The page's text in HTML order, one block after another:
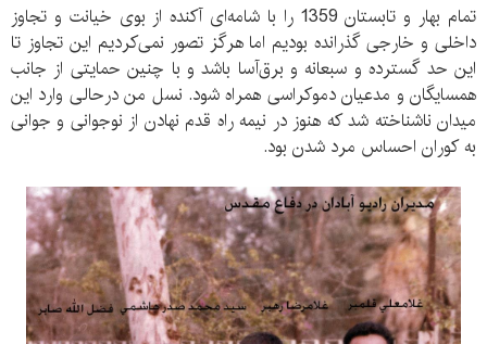
تمام بهار و تابستان 1359 را با شامه‌ای آکنده از بوی خیانت و تجاوز
داخلی و خارجی گذرانده بودیم اما هرگز تصور نمی‌کردیم این تجاوز تا
این حد گسترده و سبعانه و برق‌آسا باشد و با چنین حمایتی از جانب
همسایگان و مدعیان دموکراسی همراه شود. نسل من درحالی وارد این
میدان ناشناخته شد که هنوز در نیمه راه قدم نهادن از نوجوانی و جوانی
به کوران احساس مرد شدن بود.